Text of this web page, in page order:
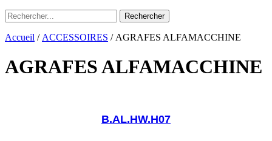
Accueil / ACCESSOIRES / AGRAFES ALFAMACCHINE
AGRAFES ALFAMACCHINE
B.AL.HW.H07